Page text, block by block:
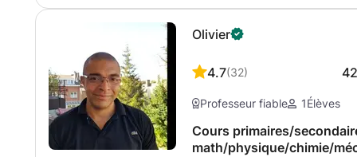
guitare de manière efficace -
harmonie, rythme,
personnelle et unique) -
feedback/coaching -
Gain de temps et d'énergie -
Olivier
4.7(32)
Professeur fiable 1Élèves
Cours primaires/
math/physique/chimie/